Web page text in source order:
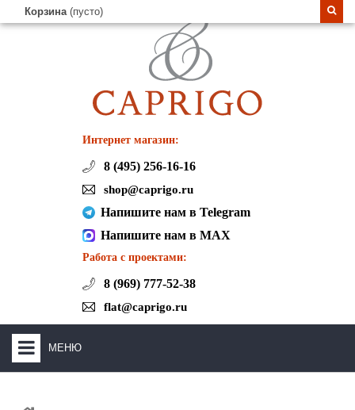
Корзина (пусто)
Интернет магазин:
8 (495) 256-16-16
shop@caprigo.ru
Напишите нам в Telegram
Напишите нам в MAX
Работа с проектами:
8 (969) 777-52-38
flat@caprigo.ru
МЕНЮ